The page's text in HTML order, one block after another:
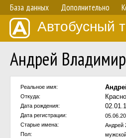
База данных Дополнительно
Автобусный
Андрей
Реальное имя:
Откуда:
Дата рождения:
Дата регистрации:
Старые имена:
Андрей
Пол: